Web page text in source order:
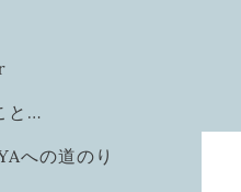
と…
への道のり